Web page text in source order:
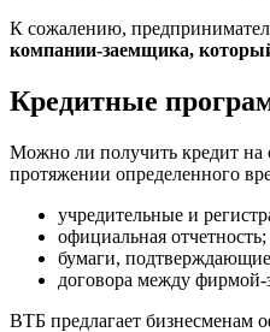
К сожалению,
компании-заемщика,
Кредитные
Можно ли получить кредит на
протяжении определенного
учредительные и
официальная отчетность;
бумаги,
договора между
ВТБ предлагает бизнесменам